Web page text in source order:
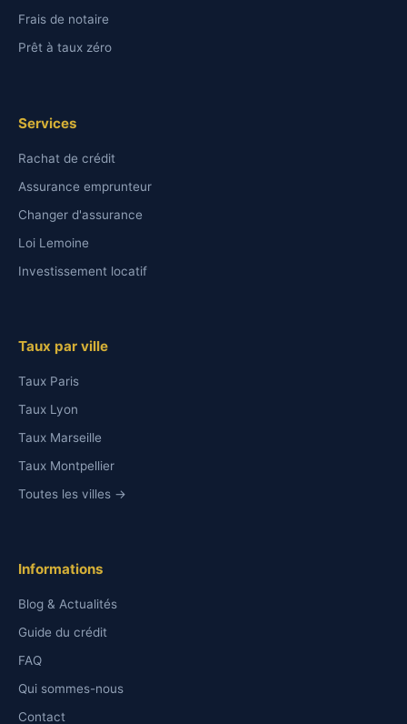
Frais de notaire
Prêt à taux zéro
Services
Rachat de crédit
Assurance emprunteur
Changer d'assurance
Loi Lemoine
Investissement locatif
Taux par ville
Taux Paris
Taux Lyon
Taux Marseille
Taux Montpellier
Toutes les villes →
Informations
Blog & Actualités
Guide du crédit
FAQ
Qui sommes-nous
Contact